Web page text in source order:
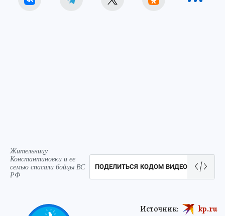
Жительницу
Константиновки и ее
семью спасали бойцы ВС
РФ
ПОДЕЛИТЬСЯ КОДОМ ВИДЕО
Источник: kp.ru